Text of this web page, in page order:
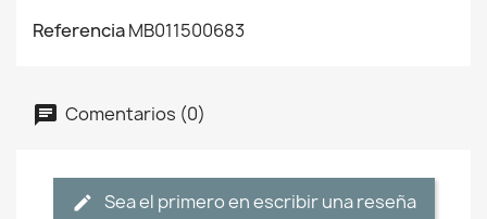
ReferenciaMB011500683
Comentarios (0)
Sea el primero en escribir una reseña